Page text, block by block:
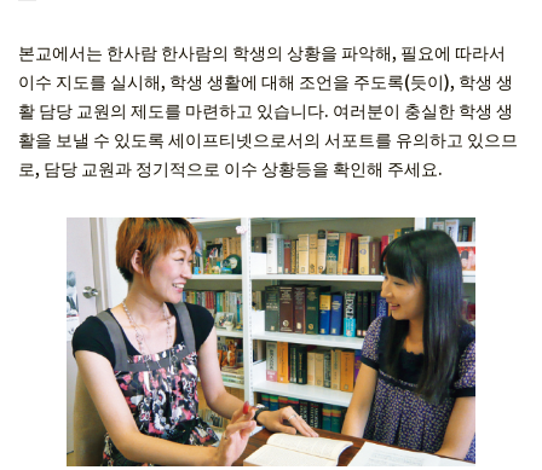
본교에서는 한사람 한사람의 학생의 상황을 파악해, 필요에 따라서
이수 지도를 실시해, 학생 생활에 대해 조언을 주도록(듯이), 학생 생
활 담당 교원의 제도를 마련하고 있습니다. 여러분이 충실한 학생 생
활을 보낼 수 있도록 세이프티넷으로서의 서포트를 유의하고 있으므
로, 담당 교원과 정기적으로 이수 상황등을 확인해 주세요.